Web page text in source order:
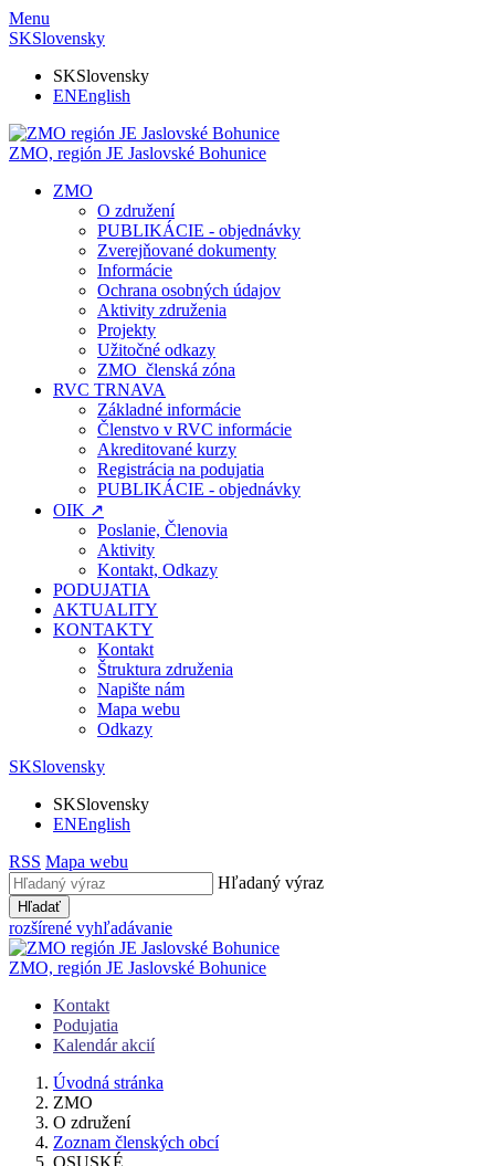
Menu
SKSlovensky
SKSlovensky
ENEnglish
ZMO, región JE Jaslovské Bohunice
ZMO
O združení
PUBLIKÁCIE - objednávky
Zverejňované dokumenty
Informácie
Ochrana osobných údajov
Aktivity združenia
Projekty
Užitočné odkazy
ZMO_členská zóna
RVC TRNAVA
Základné informácie
Členstvo v RVC informácie
Akreditované kurzy
Registrácia na podujatia
PUBLIKÁCIE - objednávky
OIK ↗
Poslanie, Členovia
Aktivity
Kontakt, Odkazy
PODUJATIA
AKTUALITY
KONTAKTY
Kontakt
Štruktura združenia
Napište nám
Mapa webu
Odkazy
SKSlovensky
SKSlovensky
ENEnglish
RSS Mapa webu
Hľadaný výraz
Hľadať
rozšírené vyhľadávanie
ZMO, región JE Jaslovské Bohunice
Kontakt
Podujatia
Kalendár akcií
Úvodná stránka
ZMO
O združení
Zoznam členských obcí
OSUSKÉ